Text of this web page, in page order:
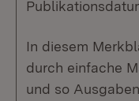
In diesem
durch einfache
und so